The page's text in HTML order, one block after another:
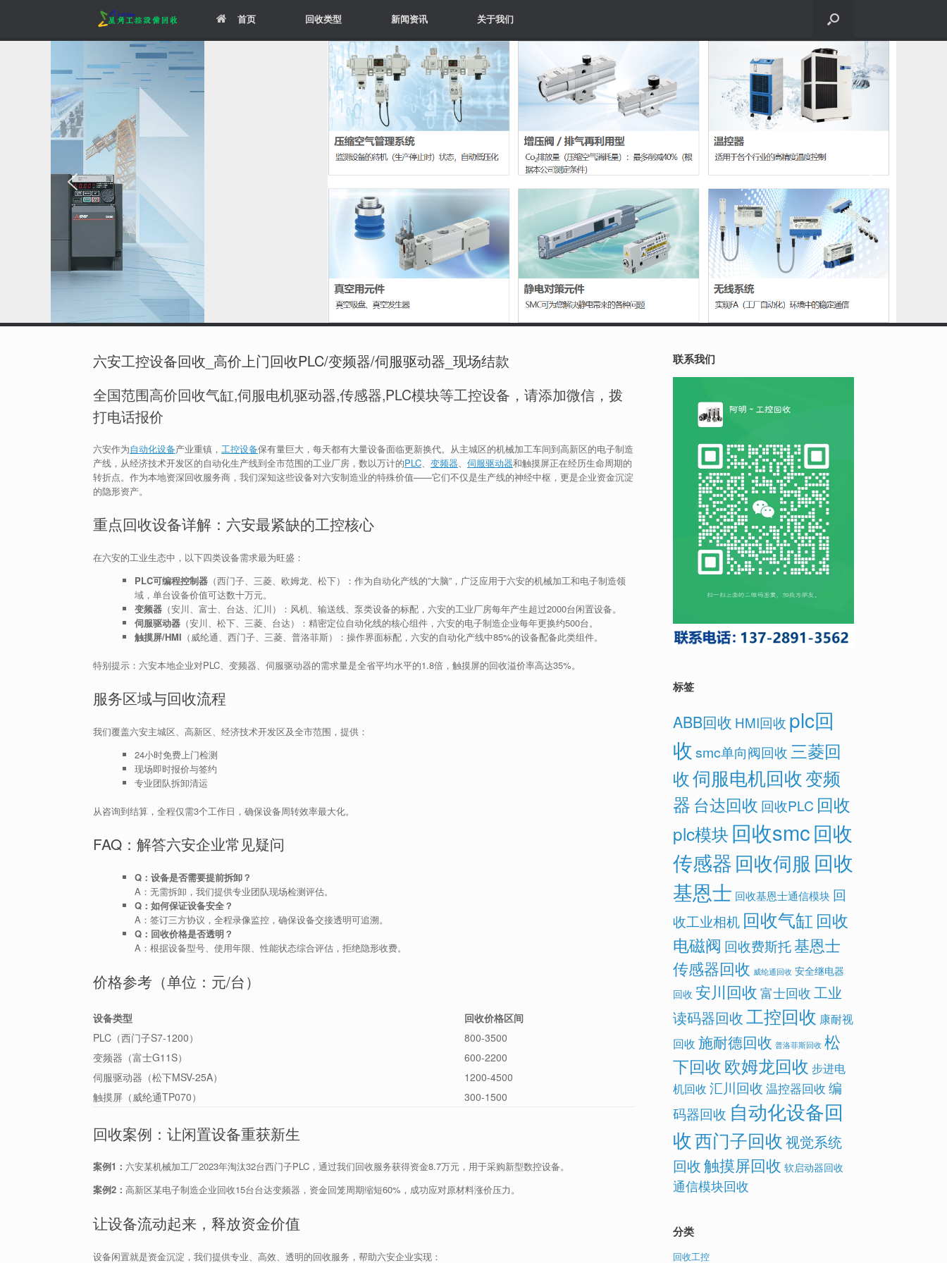
首页 回收类型 新闻资讯 关于我们
六安工控设备回收_高价上门回收PLC/变频器/伺服驱动器_现场结款
全国范围高价回收气缸,伺服电机驱动器,传感器,PLC模块等工控设备，请添加微信，拨
打电话报价
六安作为自动化设备产业重镇， 工控设备保有量巨大，每天都有大量设备面临更新换代。从主城区的机械加工车间到高新区的电子制造
产线，从经济技术开发区的自动化生产线到全市范围的工业厂房，数以万计的PLC 变频器 伺服驱动器和触摸屏正在经历生命周期的
转折点。作为本地资深回收服务商，我们深知这些设备对六安制造业的特殊价值——它们不仅是生产线的神经中枢，更是企业资金沉淀
的隐形资产。
重点回收设备详解：六安最紧缺的工控核心
在六安的工业生态中，以下四类设备需求最为旺盛：
PLC可编程控制器（西门子、三菱、欧姆龙、松下）：作为自动化产线的”大脑”，广泛应用于六安的机械加工和电子制造领
域，单台设备价值可达数十万元。
变频器（安川、富士、台达、汇川）：风机、输送线、泵类设备的标配，六安的工业厂房每年产生超过2000台闲置设备。
伺服驱动器（安川、松下、三菱、台达）：精密定位自动化线的核心组件，六安的电子制造企业每年更换约500台。
触摸屏/HMI （威纶通、西门子、三菱、普洛菲斯）：操作界面标配，六安的自动化产线中85%的设备配备此类组件。
特别提示：六安本地企业对PLC、变频器、伺服驱动器的需求量是全省平均水平的1.8倍，触摸屏的回收溢价率高达35%。
服务区域与回收流程
我们覆盖六安主城区、高新区、经济技术开发区及全市范围，提供：
24小时免费上门检测
现场即时报价与签约
专业团队拆卸清运
从咨询到结算，全程仅需3个工作日，确保设备周转效率最大化。
FAQ：解答六安企业常见疑问
Q：设备是否需要提前拆卸？
A：无需拆卸，我们提供专业团队现场检测评估。
Q：如何保证设备安全？
A：签订三方协议，全程录像监控，确保设备交接透明可追溯。
Q：回收价格是否透明？
A：根据设备型号、使用年限、性能状态综合评估，拒绝隐形收费。
价格参考（单位：元/台）
设备类型
回收价格区间
PLC（西门子S7-1200）
800-3500
变频器（富士G11S）
600-2200
伺服驱动器（松下MSV-25A）
1200-4500
触摸屏（威纶通TP070）
300-1500
回收案例：让闲置设备重获新生
案例1： 六安某机械加工厂2023年淘汰32台西门子PLC，通过我们回收服务获得资金8.7万元，用于采购新型数控设备。
案例2： 高新区某电子制造企业回收15台台达变频器，资金回笼周期缩短60%，成功应对原材料涨价压力。
让设备流动起来，释放资金价值
设备闲置就是资金沉淀，我们提供专业、高效、透明的回收服务，帮助六安企业实现：
联系我们
标签
ABB回收 HMI回收 plc回
收 smc单向阀回收三菱回
收伺服电机回收变频
器 台达回收 回收PLC 回收
plc模块 回收smc回收
传感器回收伺服 回收
基恩士 回收基恩士通信模块 回
收工业相机 回收气缸 回收
电磁阀 回收费斯托基恩士
传感器回收 威纶通回收 安全继电器
回收 安川回收 富士回收 工业
读码器回收工控回收 康耐视
回收 施耐德回收 普洛菲斯回收 松
下回收欧姆龙回收 步进电
机回收 汇川回收 温控器回收 编
码器回收 自动化设备回
收西门子回收视觉系统
回收触摸屏回收 软启动器回收
通信模块回收
分类
回收工控